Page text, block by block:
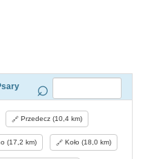
Przedecz (10,4 km)
(17,2 km) Koło (18,0 km)